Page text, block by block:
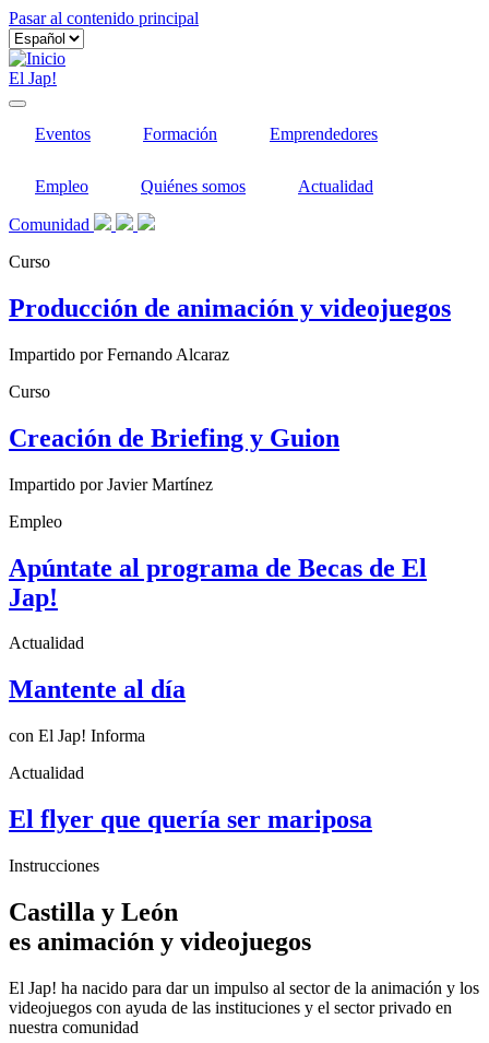
Pasar al contenido principal
El Jap!
Eventos Formación Emprendedores
Empleo Quiénes somos Actualidad
Comunidad
Curso
Producción de animación y videojuegos
Impartido por Fernando Alcaraz
Curso
Creación de Briefing y Guion
Impartido por Javier Martínez
Empleo
Apúntate al programa de Becas de El
Jap!
Actualidad
Mantente al día
con El Jap! Informa
Actualidad
El flyer que quería ser mariposa
Instrucciones
Castilla y León
es animación y videojuegos
El Jap! ha nacido para dar un impulso al sector de la animación y los
videojuegos con ayuda de las instituciones y el sector privado en
nuestra comunidad